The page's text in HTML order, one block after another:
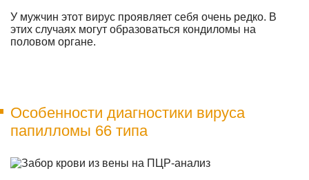
У мужчин этот вирус проявляет себя очень редко. В
этих случаях могут образоваться кондиломы на
половом органе.
Особенности диагностики вируса
папилломы 66 типа